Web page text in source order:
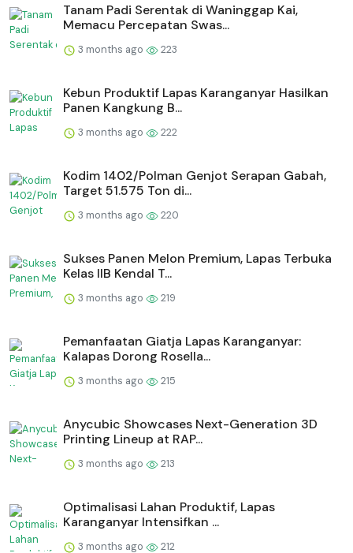
Tanam Padi Serentak di Waninggap Kai,
Memacu Percepatan Swas...
3 months ago 223
⁠Kebun Produktif Lapas Karanganyar Hasilkan
Panen Kangkung B...
3 months ago 222
Kodim 1402/Polman Genjot Serapan Gabah,
Target 51.575 Ton di...
3 months ago 220
Sukses Panen Melon Premium, Lapas Terbuka
Kelas IIB Kendal T...
3 months ago 219
Pemanfaatan Giatja Lapas Karanganyar:
Kalapas Dorong Rosella...
3 months ago 215
Anycubic Showcases Next-Generation 3D
Printing Lineup at RAP...
3 months ago 213
Optimalisasi Lahan Produktif, Lapas
Karanganyar Intensifkan ...
3 months ago 212